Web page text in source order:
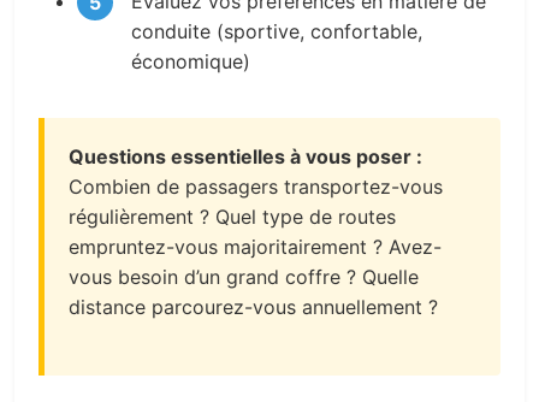
conduite (sportive, confortable,
économique)
Questions essentielles à vous poser :
Combien de passagers transportez-vous
régulièrement ? Quel type de routes
empruntez-vous majoritairement ? Avez-
vous besoin d’un grand coffre ? Quelle
distance parcourez-vous annuellement ?